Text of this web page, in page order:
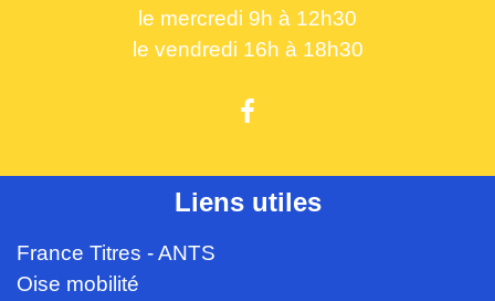
le mercredi 9h à 12h30
le vendredi 16h à 18h30
Liens utiles
France Titres - ANTS
Oise mobilité